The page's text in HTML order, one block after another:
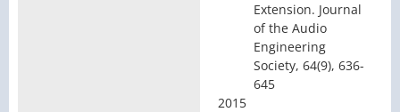
Extension. Journal
of the Audio
Engineering
Society, 64(9), 636-
645
2015